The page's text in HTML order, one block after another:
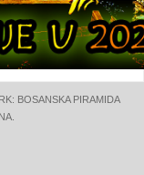
BOSANSKA PIRAMIDA